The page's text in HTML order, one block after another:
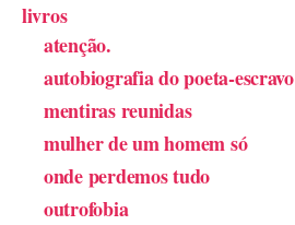
livros
atenção.
autobiografia do poeta-escravo
mentiras reunidas
mulher de um homem só
onde perdemos tudo
outrofobia